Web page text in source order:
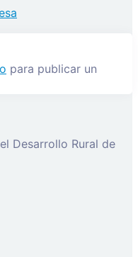
para publicar un
Desarrollo Rural de